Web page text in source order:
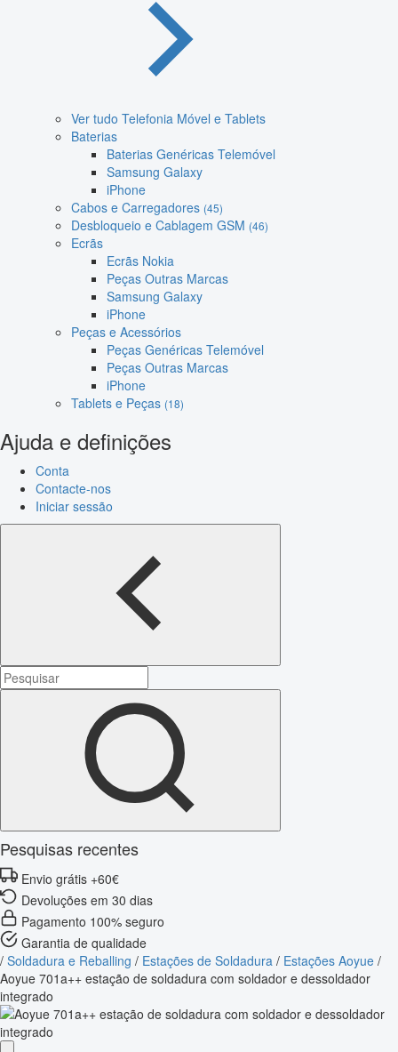
Ver tudo Telefonia Móvel e Tablets
Baterias
Baterias Genéricas Telemóvel
Samsung Galaxy
iPhone
Cabos e Carregadores (45)
Desbloqueio e Cablagem GSM (46)
Ecrãs
Ecrãs Nokia
Peças Outras Marcas
Samsung Galaxy
iPhone
Peças e Acessórios
Peças Genéricas Telemóvel
Peças Outras Marcas
iPhone
Tablets e Peças (18)
Ajuda e definições
Conta
Contacte-nos
Iniciar sessão
Pesquisas recentes
Envio grátis +60€
Devoluções em 30 dias
Pagamento 100% seguro
Garantia de qualidade
/ Soldadura e Reballing / Estações de Soldadura / Estações Aoyue /
Aoyue 701a++ estação de soldadura com soldador e dessoldador
integrado